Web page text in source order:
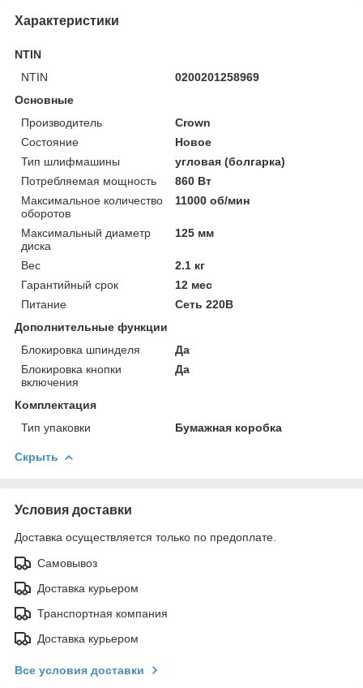
Характеристики
NTIN
NTIN
0200201258969
Основные
Производитель
Crown
Состояние
Новое
Тип шлифмашины
угловая (болгарка)
Потребляемая мощность
860 Вт
Максимальное количество
оборотов
11000 об/мин
Максимальный диаметр
диска
125 мм
Вес
2.1 кг
Гарантийный срок
12 мес
Питание
Сеть 220В
Дополнительные функции
Блокировка шпинделя
Да
Блокировка кнопки
включения
Да
Комплектация
Тип упаковки
Бумажная коробка
Скрыть
Условия доставки
Доставка осуществляется только по предоплате.
Самовывоз
Доставка курьером
Транспортная компания
Доставка курьером
Все условия доставки